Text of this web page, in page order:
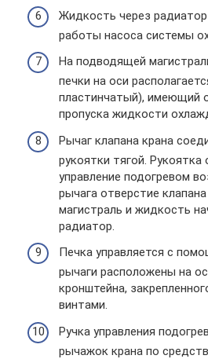
Жидкость через радиатор
работы насоса системы
На подводящей
печки на оси
пластинчатый), имеющий
пропуска жидкости
Рычаг клапана крана
рукоятки тягой. Рукоятка
управление подогревом
рычага отверстие
магистраль и жидкость
радиатор.
Печка управляется с
рычаги расположены на
кронштейна,
винтами.
Ручка управления
рычажок крана по